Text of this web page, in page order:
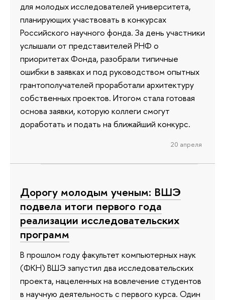
для молодых исследователей университета,
планирующих участвовать в конкурсах
Российского научного фонда. За день участники
услышали от представителей РНФ о
приоритетах Фонда, разобрали типичные
ошибки в заявках и под руководством опытных
грантополучателей проработали архитектуру
собственных проектов. Итогом стала готовая
основа заявки, которую коллеги смогут
доработать и подать на ближайший конкурс.
20 апреля
Дорогу молодым ученым: ВШЭ
подвела итоги первого года
реализации исследовательских
программ
В прошлом году факультет компьютерных наук
(ФКН) ВШЭ запустил два исследовательских
проекта, нацеленных на вовлечение студентов
в научную деятельность с первого курса. Один